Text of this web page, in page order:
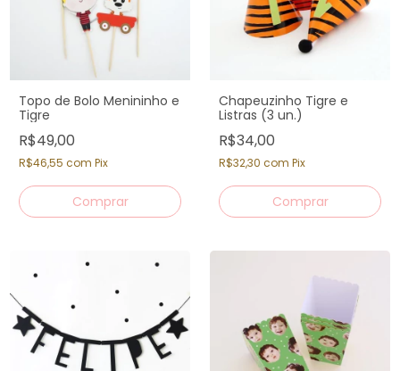
Topo de Bolo Menininho e
Tigre
R$49,00
R$46,55 com Pix
Chapeuzinho Tigre e
Listras (3 un.)
R$34,00
R$32,30 com Pix